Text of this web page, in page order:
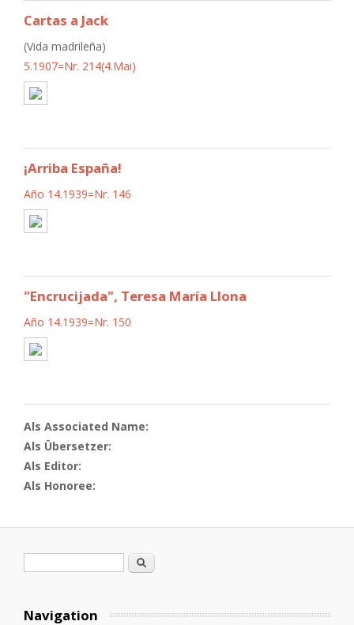
Cartas a Jack
(Vida madrileña)
5.1907=Nr. 214(4.Mai)
¡Arriba España!
Año 14.1939=Nr. 146
"Encrucijada", Teresa María Llona
Año 14.1939=Nr. 150
Als Associated Name:
Als Übersetzer:
Als Editor:
Als Honoree:
Search
Navigation